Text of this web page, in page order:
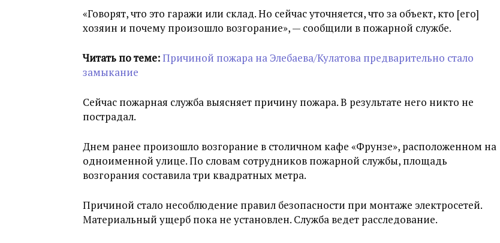
«Говорят, что это гаражи или склад. Но сейчас уточняется, что за объект, кто [его]
хозяин и почему произошло возгорание», — сообщили в пожарной службе.
Читать по теме:Причиной пожара на Элебаева/Кулатова предварительно стало
замыкание
Сейчас пожарная служба выясняет причину пожара. В результате него никто не
пострадал.
Днем ранее произошло возгорание в столичном кафе «Фрунзе», расположенном на
одноименной улице. По словам сотрудников пожарной службы, площадь
возгорания составила три квадратных метра.
Причиной стало несоблюдение правил безопасности при монтаже электросетей.
Материальный ущерб пока не установлен. Служба ведет расследование.